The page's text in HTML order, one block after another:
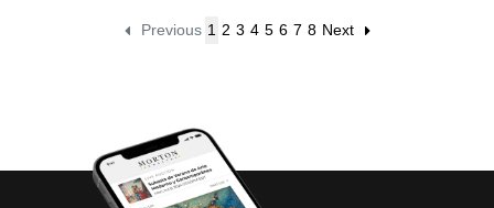
Previous 1 2 3 4 5 6 7 8 Next